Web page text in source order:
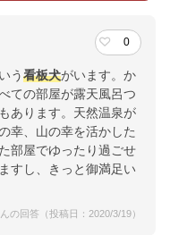
0
う看板犬がいます。か
ての部屋が露天風呂つ
あります。天然温泉が
幸、山の幸を活かした
部屋でゆったり過ごせ
すし、きっと御満足い
の回答（投稿日：2020/3/19）